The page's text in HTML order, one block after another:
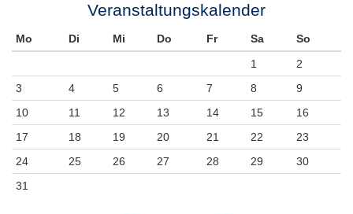
Veranstaltungskalender
Mo Di Mi Do Fr Sa
So
1
2
3
4 5 6 7 8
9
10
11 12 13 14 15
16
17
18 19 20 21 22
23
24
25 26 27 28 29
30
31